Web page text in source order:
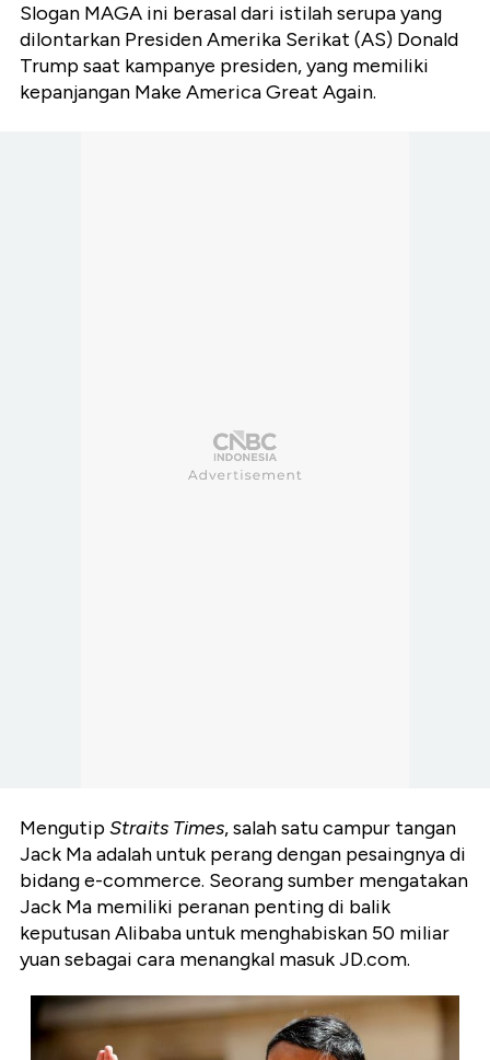
Slogan MAGA ini berasal dari istilah serupa yang
dilontarkan Presiden Amerika Serikat (AS) Donald
Trump saat kampanye presiden, yang memiliki
kepanjangan Make America Great Again.
MengutipStraits Times, salah satu campur tangan
Jack Ma adalah untuk perang dengan pesaingnya di
bidang e-commerce. Seorang sumber mengatakan
Jack Ma memiliki peranan penting di balik
keputusan Alibaba untuk menghabiskan 50 miliar
yuan sebagai cara menangkal masuk JD.com.